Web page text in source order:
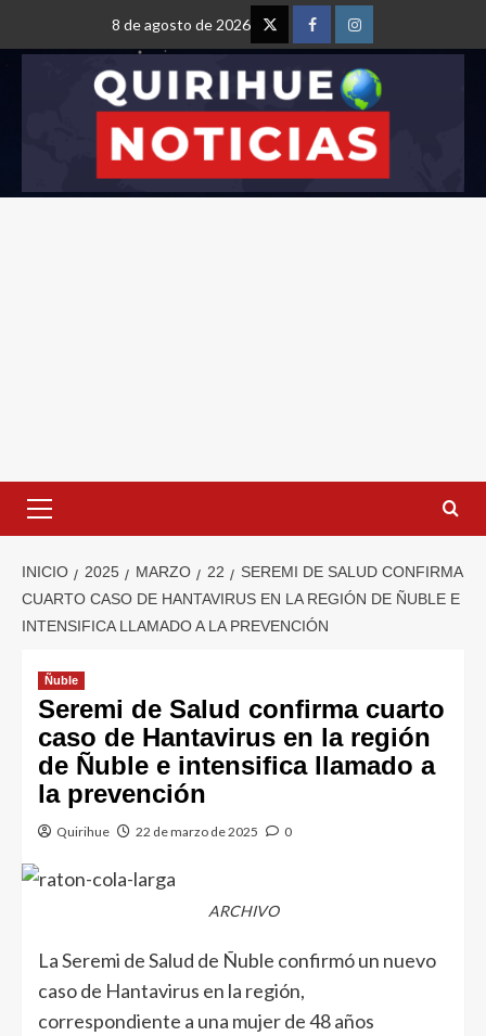
8 de agosto de 2026
INICIO 2025 MARZO 22
SEREMI DE SALUD CONFIRMA
CUARTO CASO DE HANTAVIRUS EN LA REGIÓN DE ÑUBLE E
INTENSIFICA LLAMADO A LA PREVENCIÓN
Ñuble
Seremi de Salud confirma cuarto
caso de Hantavirus en la región
de Ñuble e intensifica llamado a
la prevención
Quirihue 22 de marzo de 2025 0
ARCHIVO
La Seremi de Salud de Ñuble confirmó un nuevo
caso de Hantavirus en la región,
correspondiente a una mujer de 48 años